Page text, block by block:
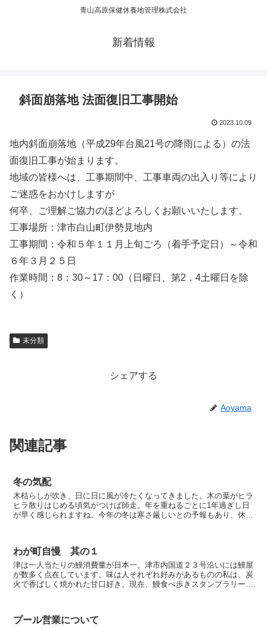
青山高原保健休養地管理株式会社
新着情報
斜面崩落地 法面復旧工事開始
2023.10.09
地内斜面崩落地（平成29年台風21号の降雨による）の法
面復旧工事が始まります。
地域の皆様へは、工事期間中、工事車両の出入り等により
ご迷惑をおかけしますが
何卒、ご理解ご協力のほどよろしくお願いいたします。
工事場所：津市白山町伊勢見地内
工事期間：令和５年１１月上旬ごろ（着手予定日）～令和
６年３月２５日
作業時間：8：30～17：00（日曜日、第2．4土曜日を除
く）
未分類
シェアする
Aoyama
関連記事
冬の気配
木枯らしが吹き、日に日に風が冷たくなってきました。木の葉がヒラ
ヒラ散りはじめる頃気がつけば師走。年を重ねるごとに1年過ぎし日
が早く感じられますね。今年の冬は寒さ厳しいとの予報もあり、休養
わが町自慢 其の１
津は一人当たりの鰻消費量が日本一。津市内国道２３号沿いには鰻屋
が数多く点在しています。味は人それぞれ好みがあるものの私は、炭
火で香ばしく焼かれた甘口好き。現在、鰻食べ歩きスタンプラリーを
プール営業について